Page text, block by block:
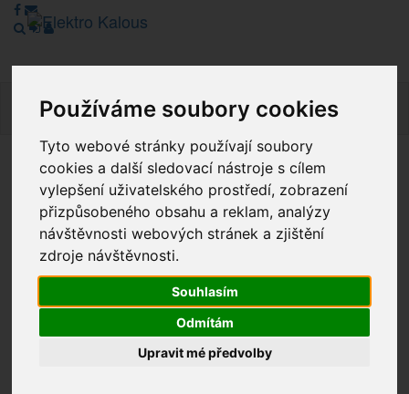
Používáme soubory cookies
Tyto webové stránky používají soubory
cookies a další sledovací nástroje s cílem
vylepšení uživatelského prostředí, zobrazení
přizpůsobeného obsahu a reklam, analýzy
návštěvnosti webových stránek a zjištění
zdroje návštěvnosti.
Souhlasím
Odmítám
Upravit mé předvolby
Vážení zákazníci, v tuto chvíli je Náš internetový obchod v
režimu Katalogu. Objednávky on-line nyní nelze vyřídit.
Děkujeme za pochopení.